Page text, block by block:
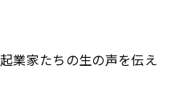
業家たちの生の声を伝え